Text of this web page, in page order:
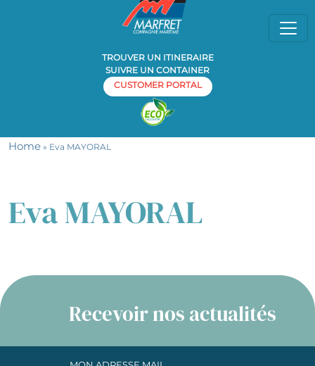
TROUVER UN ITINERAIRE
SUIVRE UN CONTAINER
CUSTOMER PORTAL
Home » Eva MAYORAL
Eva MAYORAL
Recevoir nos actualités